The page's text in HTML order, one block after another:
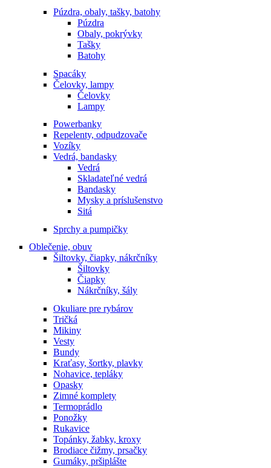
Púzdra, obaly, tašky, batohy
Púzdra
Obaly, pokrývky
Tašky
Batohy
Spacáky
Čelovky, lampy
Čelovky
Lampy
Powerbanky
Repelenty, odpudzovače
Vozíky
Vedrá, bandasky
Vedrá
Skladateľné vedrá
Bandasky
Mysky a príslušenstvo
Sitá
Sprchy a pumpičky
Oblečenie, obuv
Šiltovky, čiapky, nákrčníky
Šiltovky
Čiapky
Nákrčníky, šály
Okuliare pre rybárov
Tričká
Mikiny
Vesty
Bundy
Kraťasy, šortky, plavky
Nohavice, tepláky
Opasky
Zimné komplety
Termoprádlo
Ponožky
Rukavice
Topánky, žabky, kroxy
Brodiace čižmy, prsačky
Gumáky, pršiplášte